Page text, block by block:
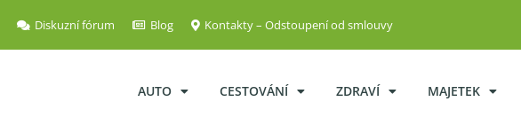
Diskuzní fórum Blog Kontakty – Odstoupení od smlouvy
AUTO CESTOVÁNÍ ZDRAVÍ MAJETEK